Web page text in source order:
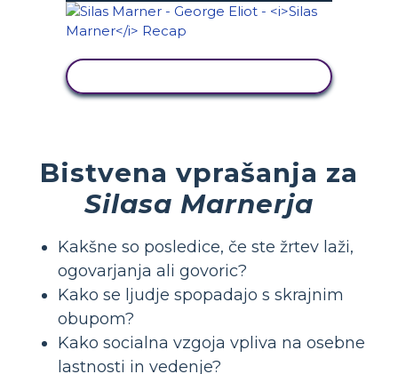
Bistvena vprašanja za
Silasa Marnerja
Kakšne so posledice, če ste žrtev laži,
ogovarjanja ali govoric?
Kako se ljudje spopadajo s skrajnim
obupom?
Kako socialna vzgoja vpliva na osebne
lastnosti in vedenje?